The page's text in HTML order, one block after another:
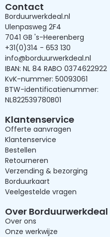
Contact
Borduurwerkdeal.nl
Ulenpasweg 2F4
7041 GB 's-Heerenberg
+31(0)314 - 653 130
info@borduurwerkdeal.nl
IBAN: NL 84 RABO 0374622922
KvK-nummer: 50093061
BTW-identificatienummer:
NL822539780B01
Klantenservice
Offerte aanvragen
Klantenservice
Bestellen
Retourneren
Verzending & bezorging
Borduurkaart
Veelgestelde vragen
Over Borduurwerkdeal
Over ons
Onze werkwijze